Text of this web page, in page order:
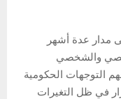
مدار عدة أشهر
والشخصي
التوجهات الحكومية
في ظل التغيرات